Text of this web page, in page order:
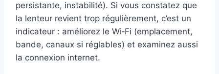
persistante, instabilité). Si vous constatez que
la lenteur revient trop régulièrement, c’est un
indicateur : améliorez le Wi‑Fi (emplacement,
bande, canaux si réglables) et examinez aussi
la connexion internet.